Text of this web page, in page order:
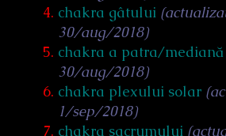
chakra gâtului
30/aug/2018)
chakra a patra/mediană
30/aug/2018)
chakra plexului solar
1/sep/2018)
chakra sacrumului